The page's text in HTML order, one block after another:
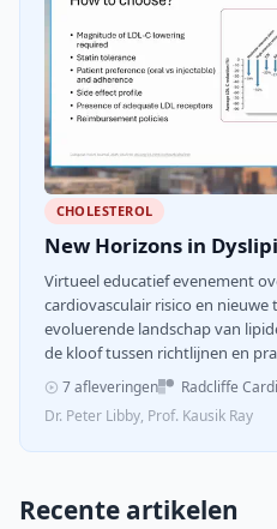
CHOLESTEROL
New Horizons in
Virtueel educatief evenement
cardiovasculair risico en
evoluerende landschap van
de kloof tussen richtlijnen en
7 afleveringen
Radcliffe
Dr. Peter Libby, Prof. Kausik Ray
Recente artikelen